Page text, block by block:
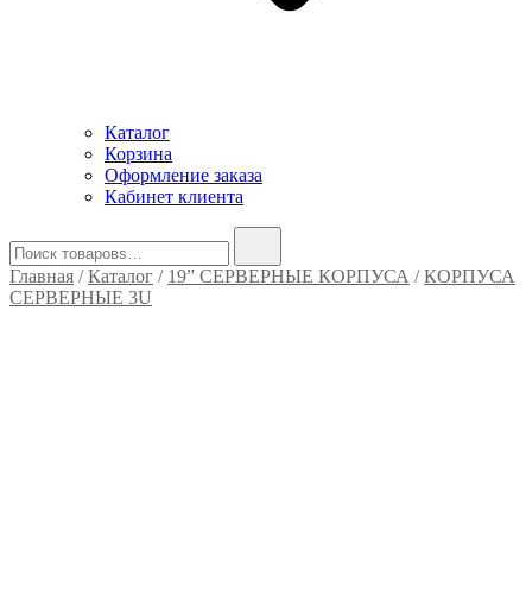
Каталог
Корзина
Оформление заказа
Кабинет клиента
Главная /Каталог / 19” СЕРВЕРНЫЕ КОРПУСА /КОРПУСА
СЕРВЕРНЫЕ 3U